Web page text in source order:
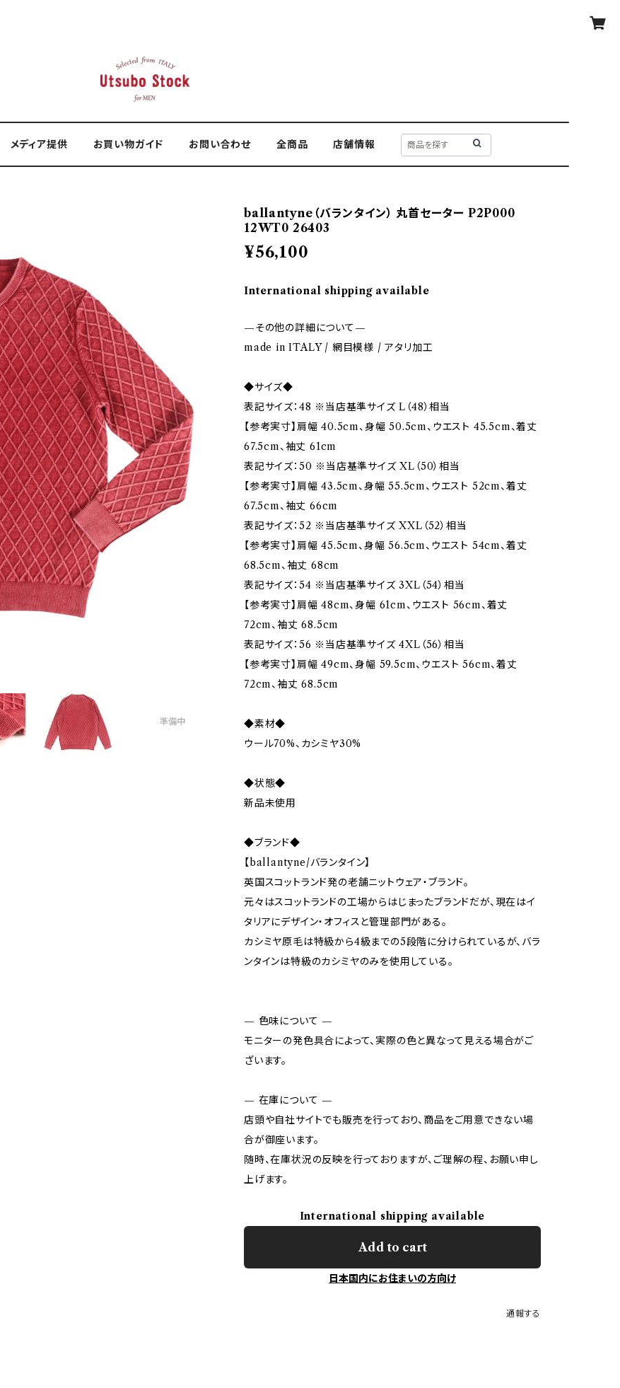
メディア提供 お買い物ガイド お問い合わせ 全商品 店舗情報
ballantyne（バランタイン） 丸首セーター P2P000
12WT0 26403
¥56,100
International shipping available
—その他の詳細について—
made in ITALY / 網目模様 / アタリ加工
◆サイズ◆
表記サイズ：48 ※当店基準サイズ L（48）相当
【参考実寸】肩幅 40.5cm、身幅 50.5cm、ウエスト 45.5cm、着丈
67.5cm、袖丈 61cm
表記サイズ：50 ※当店基準サイズ XL（50）相当
【参考実寸】肩幅 43.5cm、身幅 55.5cm、ウエスト 52cm、着丈
67.5cm、袖丈 66cm
表記サイズ：52 ※当店基準サイズ XXL（52）相当
【参考実寸】肩幅 45.5cm、身幅 56.5cm、ウエスト 54cm、着丈
68.5cm、袖丈 68cm
表記サイズ：54 ※当店基準サイズ 3XL（54）相当
【参考実寸】肩幅 48cm、身幅 61cm、ウエスト 56cm、着丈
72cm、袖丈 68.5cm
表記サイズ：56 ※当店基準サイズ 4XL（56）相当
【参考実寸】肩幅 49cm、身幅 59.5cm、ウエスト 56cm、着丈
72cm、袖丈 68.5cm
◆素材◆
ウール70%、カシミヤ30%
◆状態◆
新品未使用
◆ブランド◆
【ballantyne/バランタイン】
英国スコットランド発の老舗ニットウェア・ブランド。
元々はスコットランドの工場からはじまったブランドだが、現在はイ
タリアにデザイン・オフィスと管理部門がある。
カシミヤ原毛は特級から4級までの5段階に分けられているが、バラ
ンタインは特級のカシミヤのみを使用している。
— 色味について —
モニターの発色具合によって、実際の色と異なって見える場合がご
ざいます。
— 在庫について —
店頭や自社サイトでも販売を行っており、商品をご用意できない場
合が御座います。
随時、在庫状況の反映を行っておりますが、ご理解の程、お願い申し
上げます。
International shipping available
Add to cart
日本国内にお住まいの方向け
通報する